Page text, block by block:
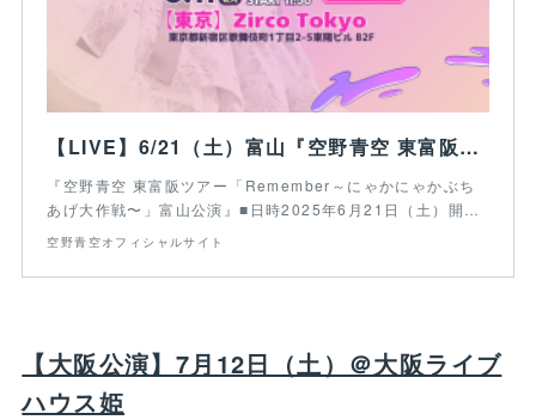
【LIVE】6/21（土）富山『空野青空 東富阪ツアー「Remember～にゃかにゃかぶちあげ大作戦〜」富山公演』
『空野青空 東富阪ツアー「Remember～にゃかにゃかぶち
あげ大作戦〜」富山公演』■日時2025年6月21日（土）開…
空野青空オフィシャルサイト
【大阪公演】7月12日（土）＠大阪ライブ
ハウス姫